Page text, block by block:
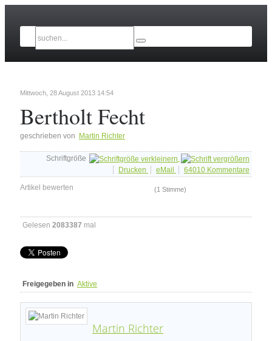
Mittwoch, 28 August 2013 14:54
Bertholt Fecht
geschrieben von Martin Richter
Schriftgröße
Drucken
eMail 64010 Kommentare
Artikel bewerten (1 Stimme)
Gelesen 2083387 mal
Freigegeben in Aktive
Martin Richter